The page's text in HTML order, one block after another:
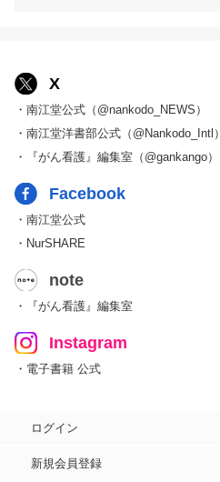
X
・南江堂公式（@nankodo_NEWS）
・南江堂洋書部公式（@Nankodo_Intl）
・『がん看護』編集室（@gankango）
Facebook
・南江堂公式
・NurSHARE
note
・『がん看護』編集室
Instagram
・電子書籍 公式
ログイン
新規会員登録